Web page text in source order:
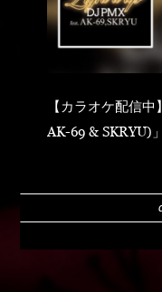
【カラオケ配信
AK-69 & SKRYU)」 本人映像(MV)&公式音源
♫▼クーポンはこ
【7月17日（木）